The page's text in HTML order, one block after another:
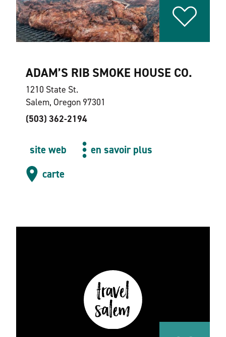
ADAM’S RIB SMOKE HOUSE CO.
1210 State St.
Salem, Oregon 97301
(503) 362-2194
site web
en savoir plus
carte